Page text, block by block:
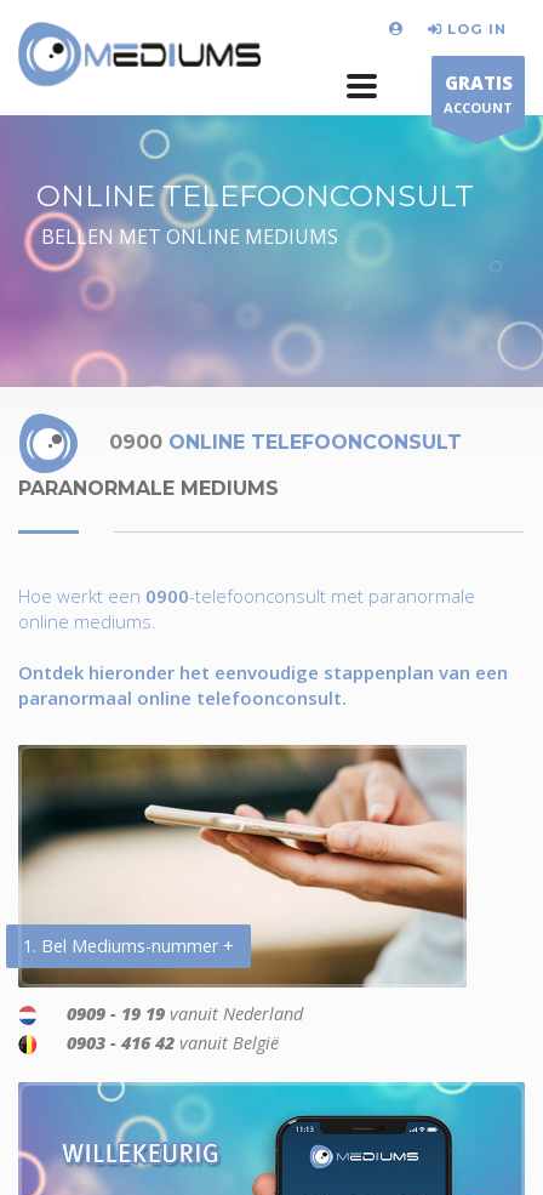
LOG IN
GRATIS
ACCOUNT
ONLINE TELEFOONCONSULT
BELLEN MET ONLINE MEDIUMS
0900 ONLINE TELEFOONCONSULT
PARANORMALE MEDIUMS
Hoe werkt een 0900-telefoonconsult met paranormale
online mediums.
Ontdek hieronder het eenvoudige stappenplan van een
paranormaal online telefoonconsult.
1. Bel Mediums-nummer +
0909 - 19 19 vanuit Nederland
0903 - 416 42 vanuit België